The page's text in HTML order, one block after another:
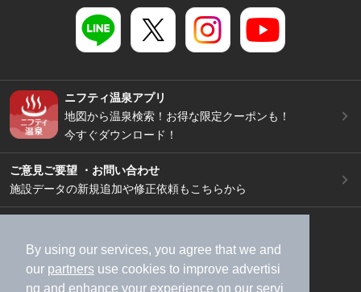
By using our services, you agree that we and
our partners use cookies to improve advertisi
ng and enhance your experience on our servi
ニフティ温泉アプリ
地図から温泉検索！お得な限定クーポンも！
今すぐダウンロード！
ご意見ご要望 ・お問い合わせ
施設データの新規追加や修正依頼もこちらから
加盟店募集（資料請求）
広告出稿のご案内
利用規約
ライフスタイルMEMBERS+規約